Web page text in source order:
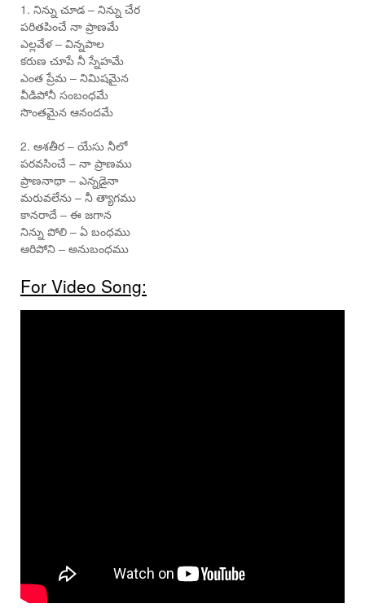
1. నిన్ను చూడ – నిన్ను చేర
పరితపించే నా ప్రాణమే
ఎల్లవేళ – విన్నపాల
కరుణ చూపే నీ స్నేహమే
ఎంత ప్రేమ – నిమిషమైన
వీడిపోనీ సంబంధమే
సొంతమైన ఆనందమే
2. ఆశతీర – యేసు నీలో
పరవసించే – నా ప్రాణము
ప్రాణనాథా – ఎన్నడైనా
మరువలేను – నీ త్యాగము
కానరాదే – ఈ జగాన
నిన్ను పోలి – ఏ బంధము
ఆరిపోని – అనుబంధము
For Video Song: